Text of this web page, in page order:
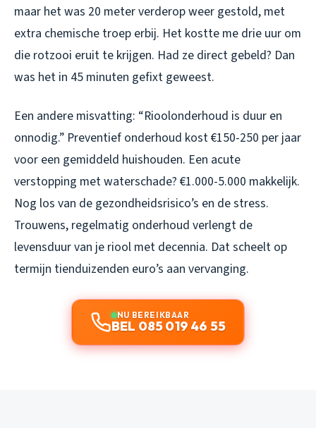
maar het was 20 meter verderop weer gestold, met
extra chemische troep erbij. Het kostte me drie uur om
die rotzooi eruit te krijgen. Had ze direct gebeld? Dan
was het in 45 minuten gefixt geweest.
Een andere misvatting: “Rioolonderhoud is duur en
onnodig.” Preventief onderhoud kost €150-250 per jaar
voor een gemiddeld huishouden. Een acute
verstopping met waterschade? €1.000-5.000 makkelijk.
Nog los van de gezondheidsrisico’s en de stress.
Trouwens, regelmatig onderhoud verlengt de
levensduur van je riool met decennia. Dat scheelt op
termijn tienduizenden euro’s aan vervanging.
NU BEREIKBAAR
BEL 085 019 46 55